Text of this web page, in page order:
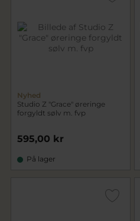
Nyhed
Studio Z "Grace" øreringe
forgyldt sølv m. fvp
595,00 kr
På lager